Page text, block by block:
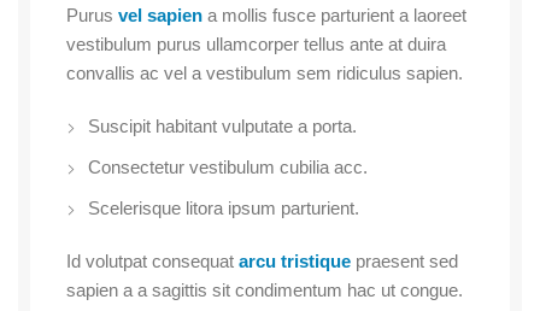
Purus vel sapien a mollis fusce parturient a laoreet
vestibulum purus ullamcorper tellus ante at duira
convallis ac vel a vestibulum sem ridiculus sapien.
Suscipit habitant vulputate a porta.
Consectetur vestibulum cubilia acc.
Scelerisque litora ipsum parturient.
Id volutpat consequat arcu tristique praesent sed
sapien a a sagittis sit condimentum hac ut congue.